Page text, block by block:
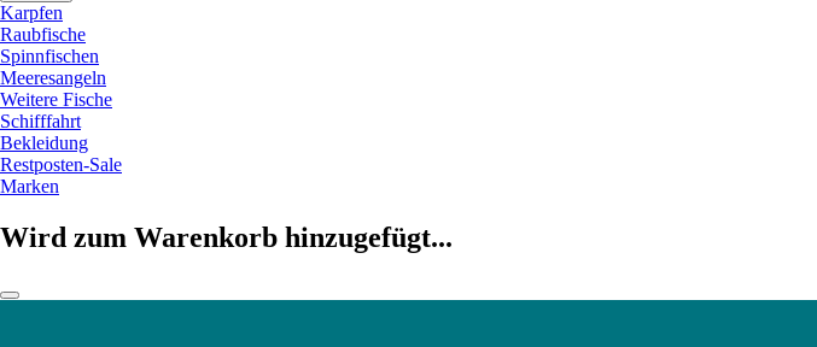
Karpfen
Raubfische
Spinnfischen
Meeresangeln
Weitere Fische
Schifffahrt
Bekleidung
Restposten-Sale
Marken
Wird zum Warenkorb hinzugefügt...